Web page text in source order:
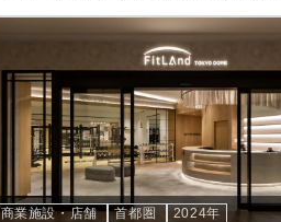
商業施設・店舗 首都圏 2024年